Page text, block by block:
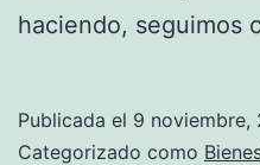
haciendo, seguimos
Publicada el 9 noviembre,
Categorizado como